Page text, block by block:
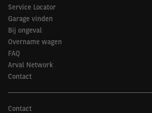
Service Locator
Garage vinden
Bij ongeval
Overname wagen
FAQ
Arval Network
Contact
Contact